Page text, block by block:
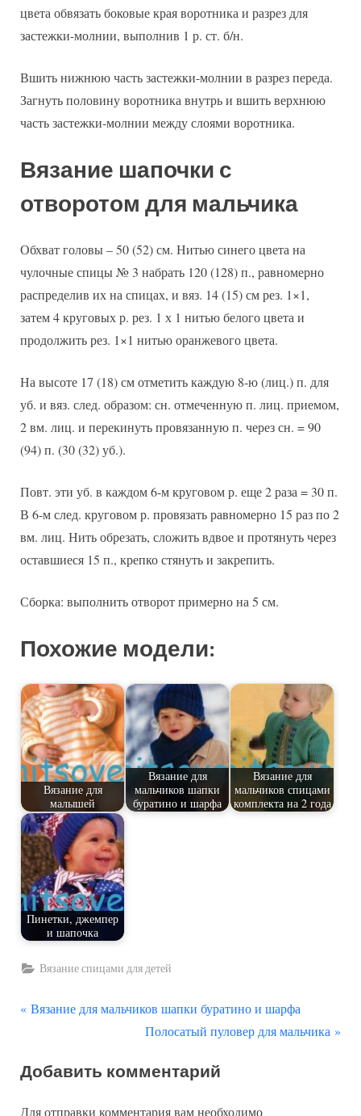
цвета обвязать боковые края воротника и разрез для
застежки-молнии, выполнив 1 р. ст. б/н.
Вшить нижнюю часть застежки-молнии в разрез переда.
Загнуть половину воротника внутрь и вшить верхнюю
часть застежки-молнии между слоями воротника.
Вязание шапочки с
отворотом для мальчика
Обхват головы – 50 (52) см. Нитью синего цвета на
чулочные спицы № 3 набрать 120 (128) п., равномерно
распределив их на спицах, и вяз. 14 (15) см рез. 1×1,
затем 4 круговых р. рез. 1 х 1 нитью белого цвета и
продолжить рез. 1×1 нитью оранжевого цвета.
На высоте 17 (18) см отметить каждую 8-ю (лиц.) п. для
уб. и вяз. след. образом: сн. отмеченную п. лиц. приемом,
2 вм. лиц. и перекинуть провязанную п. через сн. = 90
(94) п. (30 (32) уб.).
Повт. эти уб. в каждом 6-м круговом р. еще 2 раза = 30 п.
В 6-м след. круговом р. провязать равномерно 15 раз по 2
вм. лиц. Нить обрезать, сложить вдвое и протянуть через
оставшиеся 15 п., крепко стянуть и закрепить.
Сборка: выполнить отворот примерно на 5 см.
Похожие модели:
Вязание для
малышей
Вязание для
мальчиков шапки
буратино и шарфа
Вязание для
мальчиков спицами
комплекта на 2 года
Пинетки, джемпер
и шапочка
Вязание спицами для детей
Навигация
записям
П
д
Вязание для мальчиков шапки буратино и шарфа
С
е
Полосатый пуловер для мальчика
Добавить комментарий
Для отправки комментария вам необходимо